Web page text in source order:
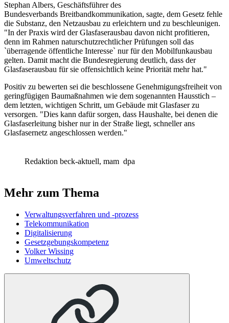
Stephan Albers, Geschäftsführer des
Bundesverbands Breitbandkommunikation, sagte, dem Gesetz fehle
die Substanz, den Netzausbau zu erleichtern und zu beschleunigen.
"In der Praxis wird der Glasfaserausbau davon nicht profitieren,
denn im Rahmen naturschutzrechtlicher Prüfungen soll das
`überragende öffentliche Interesse` nur für den Mobilfunkausbau
gelten. Damit macht die Bundesregierung deutlich, dass der
Glasfaserausbau für sie offensichtlich keine Priorität mehr hat."
Positiv zu bewerten sei die beschlossene Genehmigungsfreiheit von
geringfügigen Baumaßnahmen wie dem sogenannten Hausstich –
dem letzten, wichtigen Schritt, um Gebäude mit Glasfaser zu
versorgen. "Dies kann dafür sorgen, dass Haushalte, bei denen die
Glasfaserleitung bisher nur in der Straße liegt, schneller ans
Glasfasernetz angeschlossen werden."
Redaktion beck-aktuell, mam dpa
Mehr zum Thema
Verwaltungsverfahren und -prozess
Telekommunikation
Digitalisierung
Gesetzgebungskompetenz
Volker Wissing
Umweltschutz